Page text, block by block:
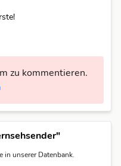
zu kommentieren.
in unserer Datenbank.